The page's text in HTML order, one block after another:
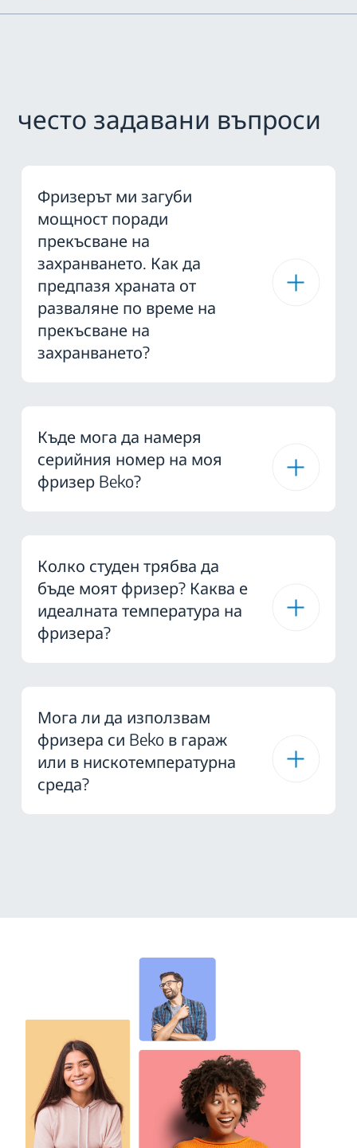
често задавани въпроси
Фризерът ми загуби
мощност поради
прекъсване на
захранването. Как да
предпазя храната от
разваляне по време на
прекъсване на
захранването?
Къде мога да намеря
серийния номер на моя
фризер Beko?
Колко студен трябва да
бъде моят фризер? Каква е
идеалната температура на
фризера?
Мога ли да използвам
фризера си Beko в гараж
или в нискотемпературна
среда?